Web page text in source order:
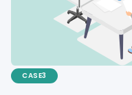
CASE